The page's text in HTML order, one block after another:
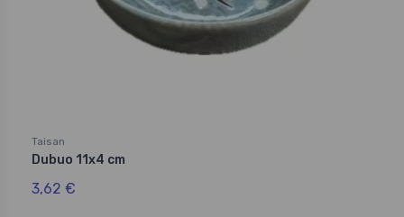
Taisan
Dubuo 11x4 cm
3,62 €